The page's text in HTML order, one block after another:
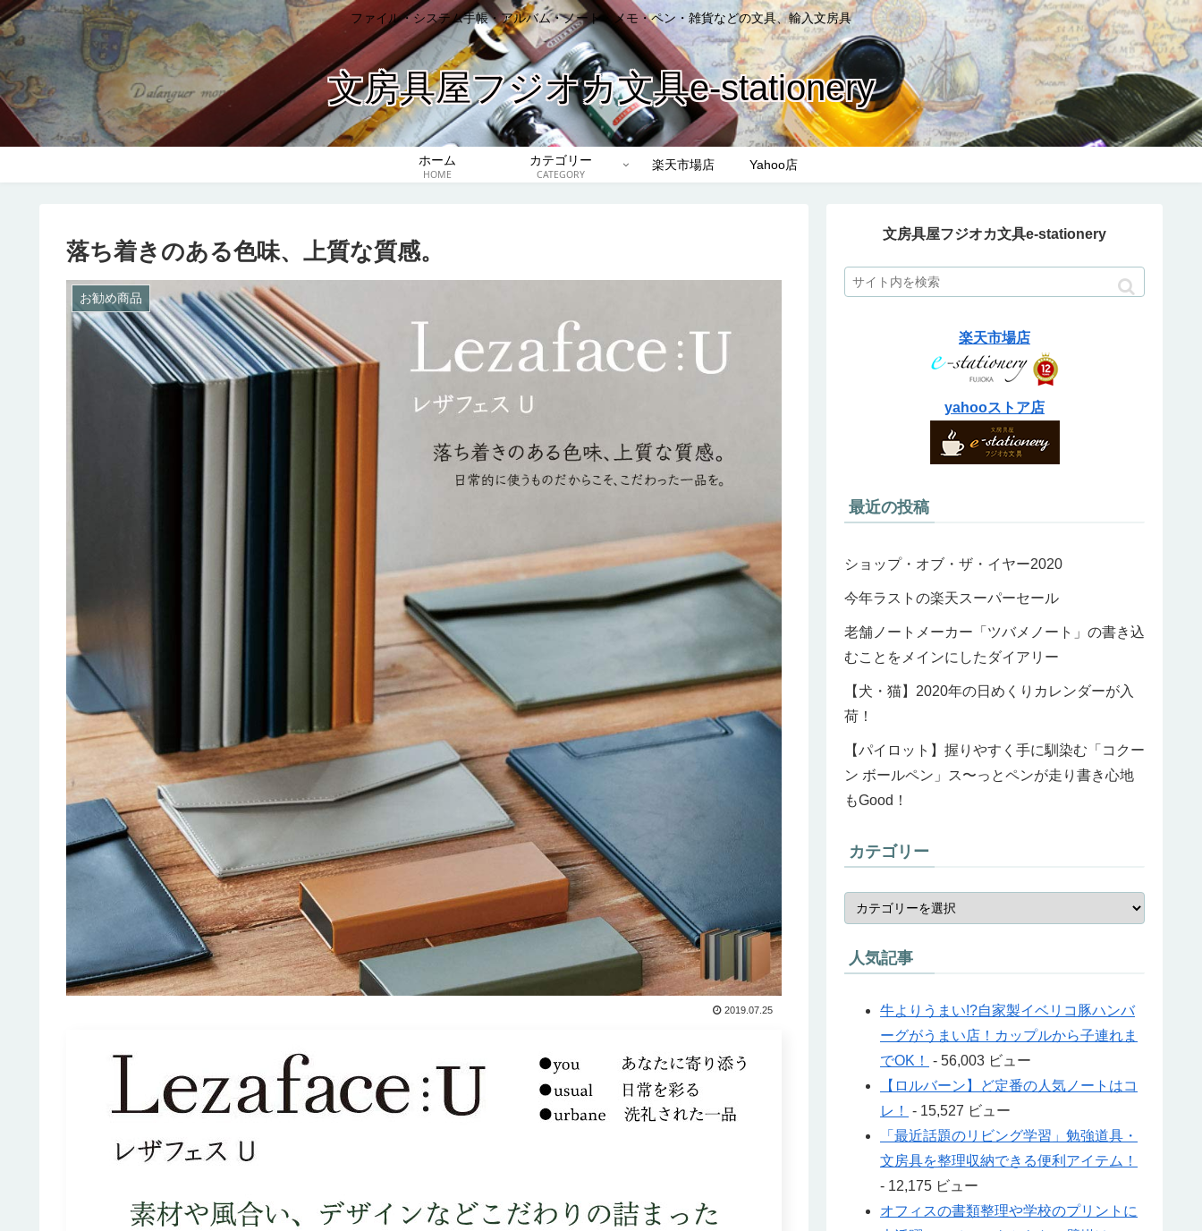
ファイル・システム手帳・アルバム・ノート・メモ・ペン・雑貨などの文具、輸入文房具
文房具屋フジオカ文具e-stationery
ホーム
HOME
カテゴリー
CATEGORY
楽天市場店 Yahoo店
落ち着きのある色味、上質な質感。
お勧め商品
2019.07.25
文房具屋フジオカ文具e-stationery
楽天市場店
yahooストア店
最近の投稿
ショップ・オブ・ザ・イヤー2020
今年ラストの楽天スーパーセール
老舗ノートメーカー「ツバメノート」の書き込
むことをメインにしたダイアリー
【犬・猫】2020年の日めくりカレンダーが入
荷！
【パイロット】握りやすく手に馴染む「コクー
ン ボールペン」ス〜っとペンが走り書き心地
もGood！
カテゴリー
人気記事
牛よりうまい!?自家製イベリコ豚ハンバ
ーグがうまい店！カップルから子連れま
でOK！
- 56,003 ビュー
【ロルバーン】ど定番の人気ノートはコ
レ！
- 15,527 ビュー
「最近話題のリビング学習」勉強道具・
文房具を整理収納できる便利アイテム！
- 12,175 ビュー
オフィスの書類整理や学校のプリントに